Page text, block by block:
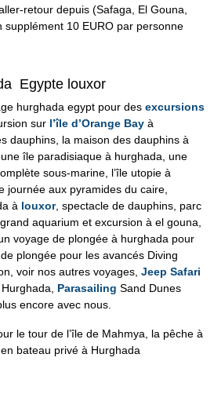
retour depuis (Safaga, El Gouna,
supplément 10 EURO par personne
Egypte louxor
hurghada egypt pour des excursions
sur l’île d’Orange Bay à
dauphins, la maison des dauphins à
île paradisiaque à hurghada, une
sous-marine, l’île utopie à
journée aux pyramides du caire,
à louxor, spectacle de dauphins, parc
aquarium et excursion à el gouna,
voyage de plongée à hurghada pour
plongée pour les avancés Diving
voir nos autres voyages, Jeep Safari
Parasailing Sand Dunes
encore avec nous.
le tour de l’île de Mahmya, la pêche à
bateau privé à Hurghada